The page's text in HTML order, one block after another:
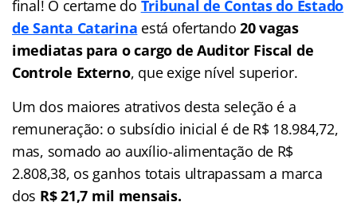
final! O certame do Tribunal de Contas do Estado
de Santa Catarina está ofertando20 vagas
imediatas para o cargo de Auditor Fiscal de
Controle Externo, que exige nível superior.
Um dos maiores atrativos desta seleção é a
remuneração: o subsídio inicial é de R$ 18.984,72,
mas, somado ao auxílio-alimentação de R$
2.808,38, os ganhos totais ultrapassam a marca
dos R$ 21,7 mil mensais.